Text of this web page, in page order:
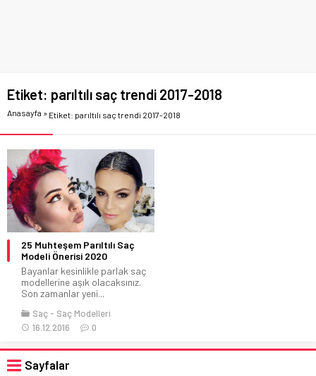
Etiket: parıltılı saç trendi 2017-2018
Anasayfa » Etiket: parıltılı saç trendi 2017-2018
25 Muhteşem Parıltılı Saç
Modeli Önerisi 2020
Bayanlar kesinlikle parlak saç
modellerine aşık olacaksınız.
Son zamanlar yeni...
Saç
Saç Modelleri
16.12.2016
0
Sayfalar